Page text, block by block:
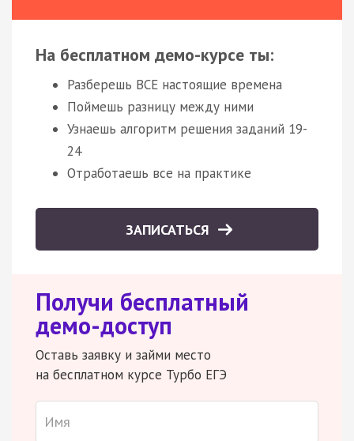
На бесплатном демо-курсе ты:
Разберешь ВСЕ настоящие времена
Поймешь разницу между ними
Узнаешь алгоритм решения заданий 19-
24
Отработаешь все на практике
ЗАПИСАТЬСЯ
Получи бесплатный
демо-доступ
Оставь заявку и займи место
на бесплатном курсе Турбо ЕГЭ